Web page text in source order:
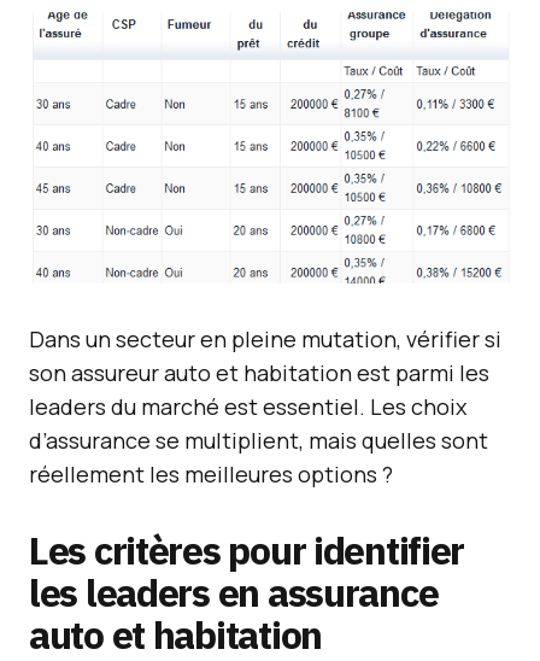
Dans un secteur en pleine mutation, vérifier si
son assureur auto et habitation est parmi les
leaders du marché est essentiel. Les choix
d’assurance se multiplient, mais quelles sont
réellement les meilleures options ?
Les critères pour identifier
les leaders en assurance
auto et habitation